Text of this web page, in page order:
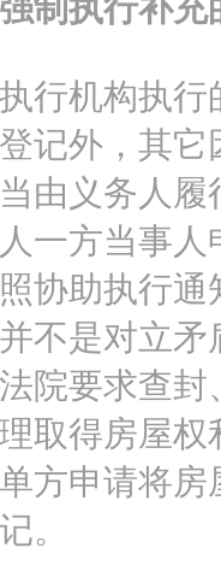
制执行补充
行机构执
记外，其
由义务人
一方当事
协助执行
不是对立
院要求查
取得房屋
方申请将
。